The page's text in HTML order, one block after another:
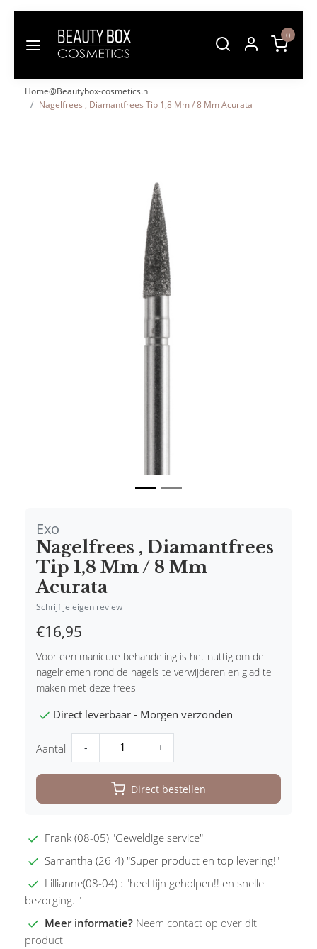
0
Home@Beautybox-cosmetics.nl
Nagelfrees , Diamantfrees Tip 1,8 Mm / 8 Mm Acurata
Exo
Nagelfrees , Diamantfrees
Tip 1,8 Mm / 8 Mm
Acurata
Schrijf je eigen review
€16,95
Voor een manicure behandeling is het nuttig om de
nagelriemen rond de nagels te verwijderen en glad te
maken met deze frees
Direct leverbaar - Morgen verzonden
Aantal - +
Direct bestellen
Frank (08-05) "Geweldige service"
Samantha (26-4) "Super product en top levering!"
Lillianne(08-04) : "heel fijn geholpen!! en snelle
bezorging. "
Meer informatie? Neem contact op over dit
product